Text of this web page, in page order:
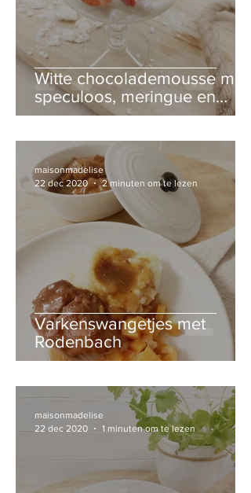
Witte chocolademousse met
speculoos, meringue en
rood fruit
Varkenswangetjes met
Rodenbach
maisonmadelise
22 dec 2020
2 minuten om te lezen
maisonmadelise
22 dec 2020
1 minuten om te lezen